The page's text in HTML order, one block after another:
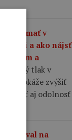
mali mať v
bicykli a ako nájsť
a
zvolený tlak v
dokáže zvýšiť
aj odolnosť
na